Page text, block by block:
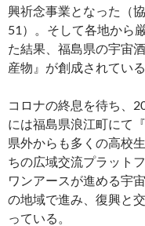
興祈念事業となった（
51）。そして各地から
た結果、福島県の宇宙
産物』が創成されている
コロナの終息を待ち、
には福島県浪江町にて
県外からも多くの高校
ちの広域交流プラット
ワンアースが進める宇
の地域で進み、復興と
っている。